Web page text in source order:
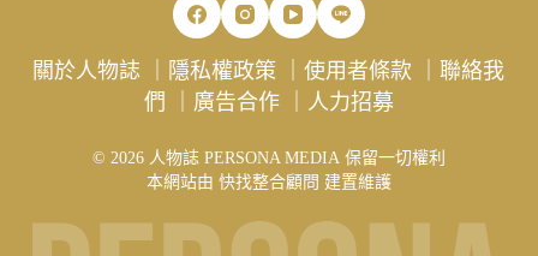
關於人物誌 隱私權政策 ｜使用者條款 ｜聯絡我
們
廣告合作｜ 人力招募
© 2026 人物誌 PERSONA MEDIA 保留一切權利
本網站由 快找整合顧問 建置維護